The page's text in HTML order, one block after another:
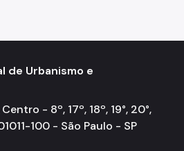
de Urbanismo e
- 8º, 17º, 18º, 19°, 20°,
100 - São Paulo - SP